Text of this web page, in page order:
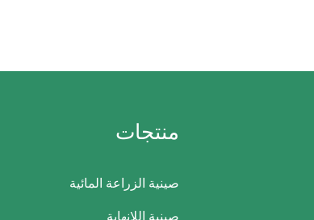
منتجات
صينية الزراعة المائية
صينية اللانهاية